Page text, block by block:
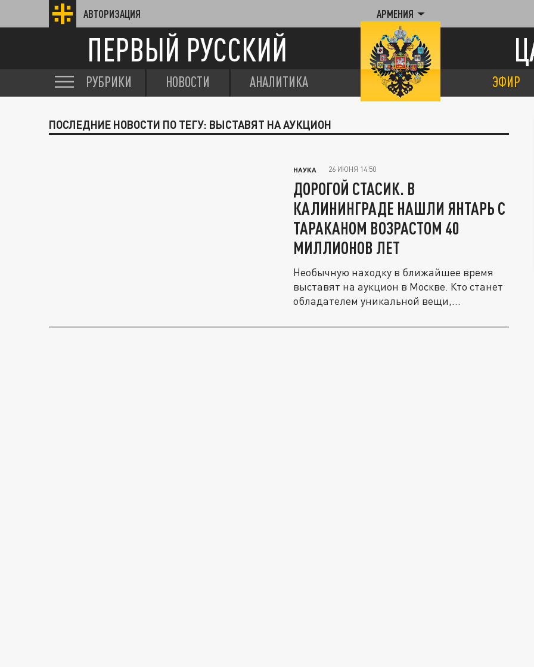
АВТОРИЗАЦИЯ АРМЕНИЯ
ПЕРВЫЙ РУССКИЙ
РУБРИКИ НОВОСТИ АНАЛИТИКА ЭФИР
ПОСЛЕДНИЕ НОВОСТИ ПО ТЕГУ: ВЫСТАВЯТ НА АУКЦИОН
НАУКА 26 ИЮНЯ 14:50
ДОРОГОЙ СТАСИК. В
КАЛИНИНГРАДЕ НАШЛИ ЯНТАРЬ С
ТАРАКАНОМ ВОЗРАСТОМ 40
МИЛЛИОНОВ ЛЕТ
Необычную находку в ближайшее время
выставят на аукцион в Москве. Кто станет
обладателем уникальной вещи,...